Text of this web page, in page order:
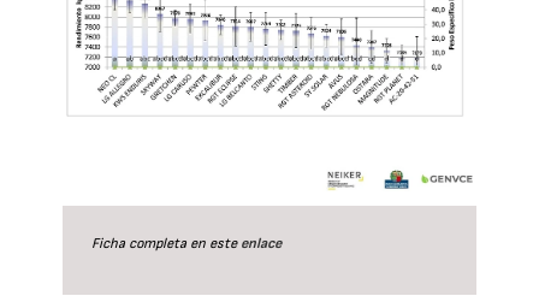
Ficha completa en este enlace